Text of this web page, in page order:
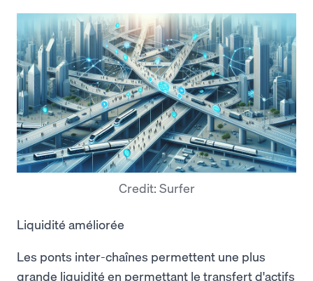
Credit: Surfer
Liquidité améliorée
Les ponts inter-chaînes permettent une plus
grande liquidité en permettant le transfert d'actifs